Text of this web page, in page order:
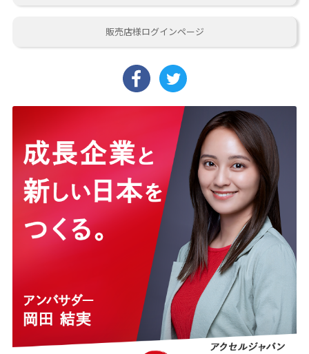
販売店様ログインページ